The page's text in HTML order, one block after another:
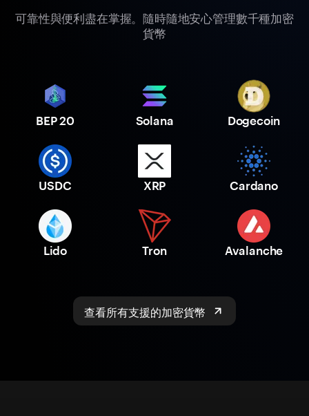
可靠性與便利盡在掌握。隨時隨地安心管理數千種加密
貨幣
BEP 20 Solana Dogecoin
USDC XRP Cardano
Lido Tron Avalanche
查看所有支援的加密貨幣